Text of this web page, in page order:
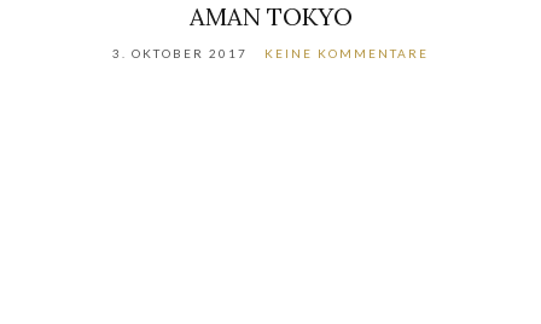
AMAN TOKYO
3. OKTOBER 2017 KEINE KOMMENTARE